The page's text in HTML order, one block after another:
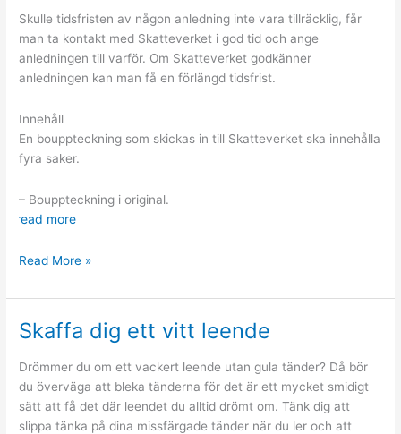
Skulle tidsfristen av någon anledning inte vara tillräcklig, får
man ta kontakt med Skatteverket i god tid och ange
anledningen till varför. Om Skatteverket godkänner
anledningen kan man få en förlängd tidsfrist.
Innehåll
En bouppteckning som skickas in till Skatteverket ska innehålla
fyra saker.
– Bouppteckning i original.
read more
Hur
bodelningsavtal
till
Read More »
Skaffa dig ett vitt leende
Drömmer du om ett vackert leende utan gula tänder? Då bör
du överväga att bleka tänderna för det är ett mycket smidigt
sätt att få det där leendet du alltid drömt om. Tänk dig att
slippa tänka på dina missfärgade tänder när du ler och att